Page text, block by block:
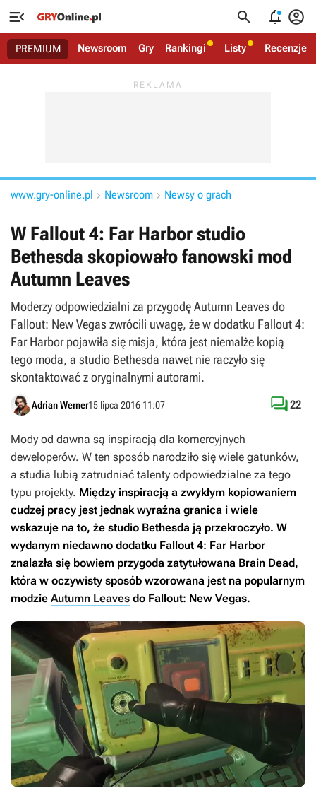
   
PREMIUM Newsroom Gry Rankingi Listy Recenzje
www.gry-online.pl  Newsroom  Newsy o grach
W Fallout 4: Far Harbor studio
Bethesda skopiowało fanowski mod
Autumn Leaves
Moderzy odpowiedzialni za przygodę Autumn Leaves do
Fallout: New Vegas zwrócili uwagę, że w dodatku Fallout 4:
Far Harbor pojawiła się misja, która jest niemalże kopią
tego moda, a studio Bethesda nawet nie raczyło się
skontaktować z oryginalnymi autorami.
Adrian Werner15 lipca 2016 11:07 22
Mody od dawna są inspiracją dla komercyjnych
deweloperów. W ten sposób narodziło się wiele gatunków,
a studia lubią zatrudniać talenty odpowiedzialne za tego
typu projekty. Między inspiracją a zwykłym kopiowaniem
cudzej pracy jest jednak wyraźna granica i wiele
wskazuje na to, że studio Bethesda ją przekroczyło. W
wydanym niedawno dodatku Fallout 4: Far Harbor
znalazła się bowiem przygoda zatytułowana Brain Dead,
która w oczywisty sposób wzorowana jest na popularnym
modzie Autumn Leaves do Fallout: New Vegas.